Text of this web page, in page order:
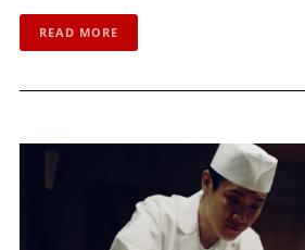
READ MORE